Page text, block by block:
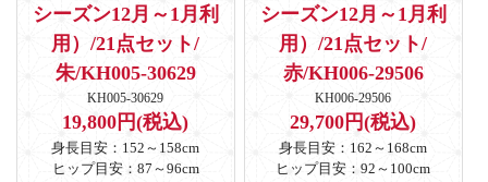
シーズン12月～1月利
用）/21点セット/
朱/KH005-30629
KH005-30629
19,800円(税込)
身長目安：152～158cm
ヒップ目安：87～96cm
シーズン12月～1月利
用）/21点セット/
赤/KH006-29506
KH006-29506
29,700円(税込)
身長目安：162～168cm
ヒップ目安：92～100cm